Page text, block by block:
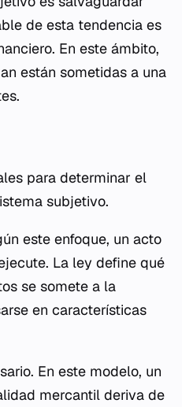
de esta tendencia es
En este ámbito,
están sometidas a una
para determinar el
subjetivo.
este enfoque, un acto
La ley define qué
se somete a la
en características
En este modelo, un
mercantil deriva de